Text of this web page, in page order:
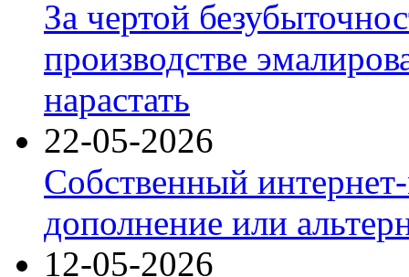
За чертой
производстве
нарастать
22-05-2026
Собственный
дополнение или
12-05-2026